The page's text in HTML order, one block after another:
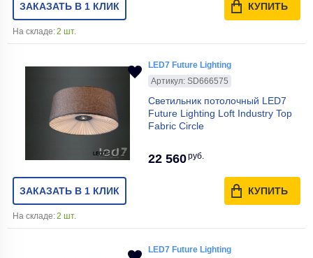
ЗАКАЗАТЬ В 1 КЛИК КУПИТЬ
На складе:2 шт.
LED7 Future Lighting
Артикул: SD666575
Светильник потолочный LED7
Future Lighting Loft Industry Top
Fabric Circle
22 560руб.
ЗАКАЗАТЬ В 1 КЛИК КУПИТЬ
На складе:2 шт.
LED7 Future Lighting